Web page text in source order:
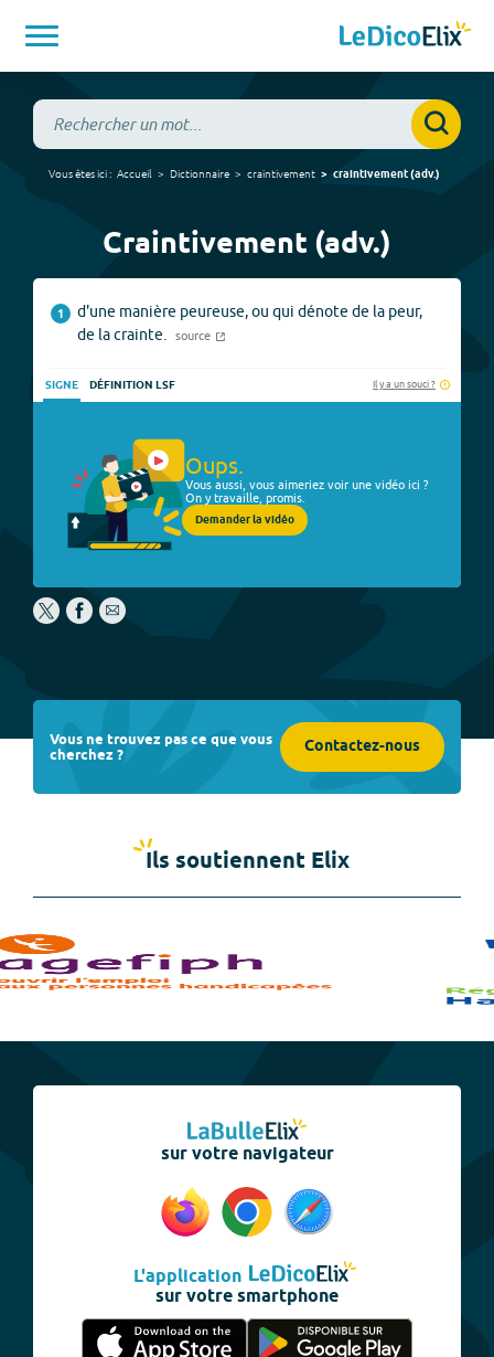
Vous êtes ici : Accueil Dictionnaire craintivement craintivement(adv.)
Craintivement (adv.)
1
d'une manière peureuse, ou qui dénote de la peur,
de la crainte.
source
SIGNE DÉFINITION LSF Il y a un souci ?
Oups.
Vous aussi, vous aimeriez voir une vidéo ici ?
On y travaille, promis.
Demander la vidéo
Vous ne trouvez pas ce que vous
cherchez ? Contactez-nous
Ils soutiennent Elix
sur votre navigateur
L'application
sur votre smartphone